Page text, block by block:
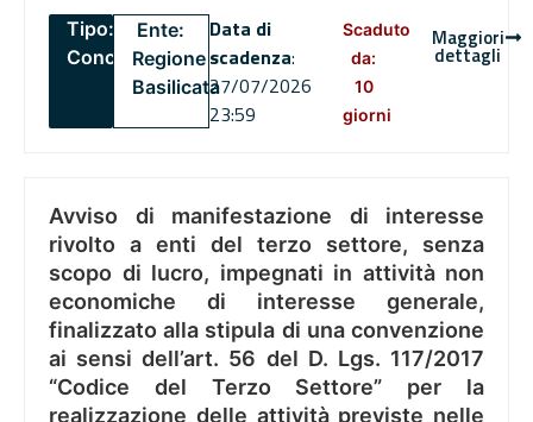
Tipo:
Concorsi
Ente:
Regione
Basilicata
Data di
scadenza:
27/07/2026
23:59
Scaduto
da:
10
giorni
Maggiori
dettagli
Avviso di manifestazione di interesse
rivolto a enti del terzo settore, senza
scopo di lucro, impegnati in attività non
economiche di interesse generale,
finalizzato alla stipula di una convenzione
ai sensi dell’art. 56 del D. Lgs. 117/2017
“Codice del Terzo Settore” per la
realizzazione delle attività previste nelle